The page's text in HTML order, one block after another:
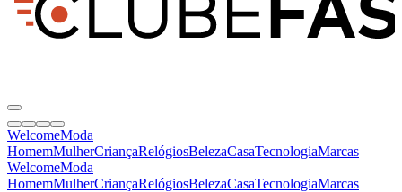
WelcomeModa
HomemMulherCriançaRelógiosBelezaCasaTecnologiaMarcas
WelcomeModa
HomemMulherCriançaRelógiosBelezaCasaTecnologiaMarcas